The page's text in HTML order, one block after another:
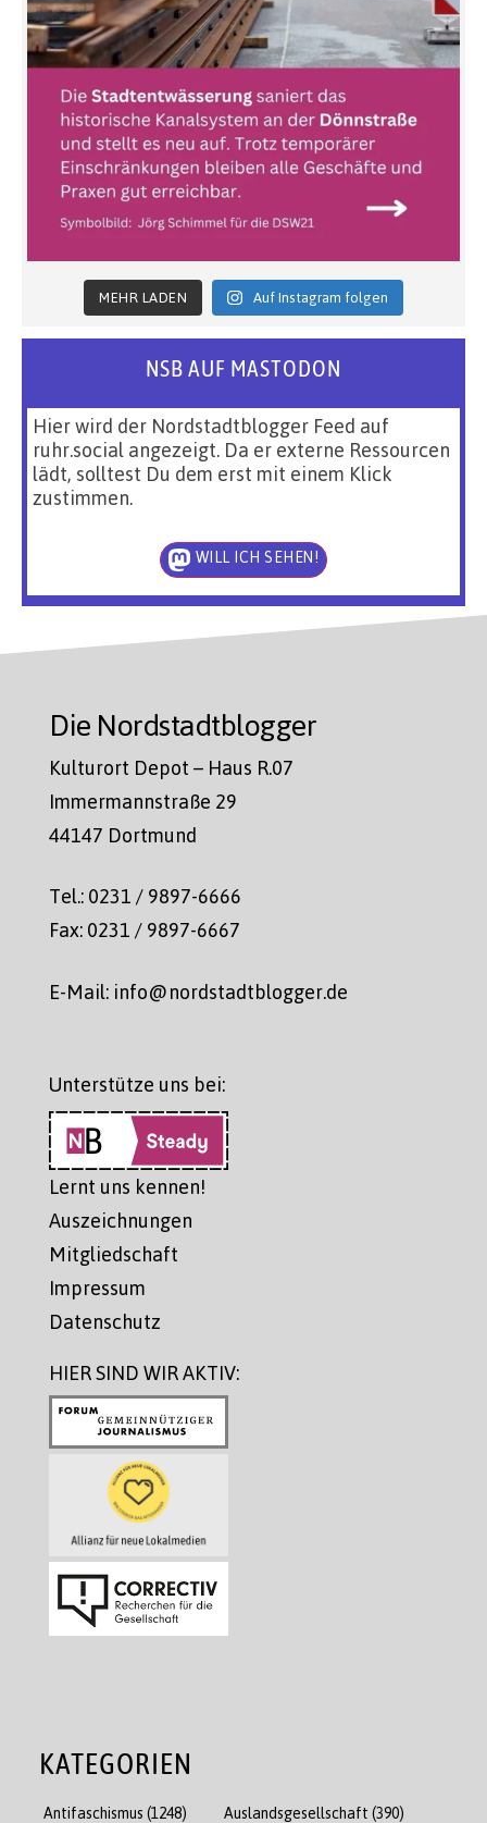
MEHR LADEN Auf Instagram folgen
NSB AUF MASTODON
Hier wird der Nordstadtblogger Feed auf
ruhr.social angezeigt. Da er externe Ressourcen
lädt, solltest Du dem erst mit einem Klick
zustimmen.
WILL ICH SEHEN!
Die Nordstadtblogger
Kulturort Depot – Haus R.07
Immermannstraße 29
44147 Dortmund
Tel.: 0231 / 9897-6666
Fax: 0231 / 9897-6667
E-Mail: info@nordstadtblogger.de
Unterstütze uns bei:
Lernt uns kennen!
Auszeichnungen
Mitgliedschaft
Impressum
Datenschutz
HIER SIND WIR AKTIV:
KATEGORIEN
Antifaschismus (1248) Auslandsgesellschaft (390)